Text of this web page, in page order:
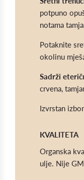
potpuno
notama
Potaknite
okolinu
Sadrži
crvena,
Izvrstan
KVALITETA
Organska
ulje. Nije